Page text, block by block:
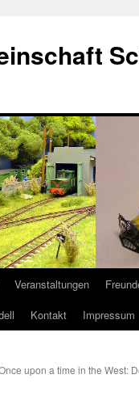
Veranstaltungen
Kontakt Impressum
upon a time in the West: